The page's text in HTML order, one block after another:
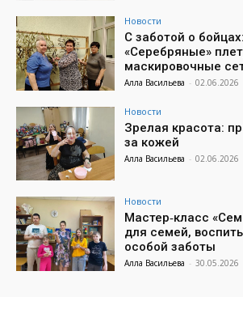
Новости
С заботой о
«Серебряные»
маскировочные
Алла Васильева - 02.06.2026
Новости
Зрелая красота:
за кожей
Алла Васильева - 02.06.2026
Новости
Мастер‑класс
для семей,
особой заботы
Алла Васильева - 30.05.2026